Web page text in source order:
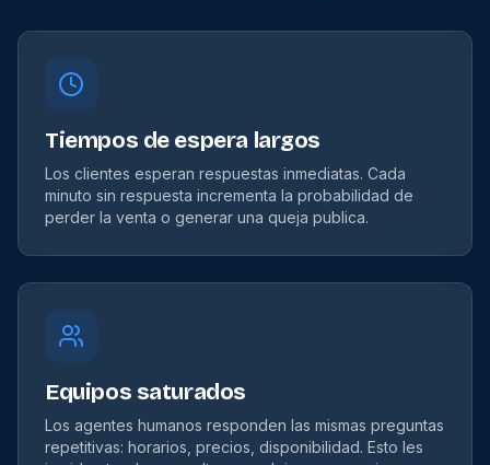
Tiempos de espera largos
Los clientes esperan respuestas inmediatas. Cada
minuto sin respuesta incrementa la probabilidad de
perder la venta o generar una queja publica.
Equipos saturados
Los agentes humanos responden las mismas preguntas
repetitivas: horarios, precios, disponibilidad. Esto les